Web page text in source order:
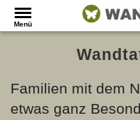
Menü
Familien mit dem
etwas ganz